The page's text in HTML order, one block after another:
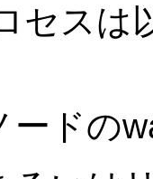
セスは
ードの